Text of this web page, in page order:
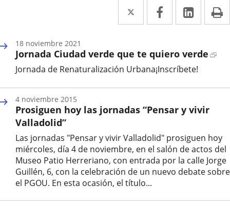
Twitter
Enlace
a
aplicación
externa.
Facebook
Enlace
a
aplicación
externa.
Enlace
a
Jornada Ciudad verde que te quiero verde
Jornada de Renaturalización Urbana¡Inscríbete!
inicio
del
evento
18 noviembre 2021
Prosiguen hoy las jornadas “Pensar y vivir
Valladolid”
Las jornadas "Pensar y vivir Valladolid" prosiguen hoy
miércoles, día 4 de noviembre, en el salón de actos del
Museo Patio Herreriano, con entrada por la calle Jorge
Guillén, 6, con la celebración de un nuevo debate sobre
el PGOU. En esta ocasión, el título...
4 noviembre 2015